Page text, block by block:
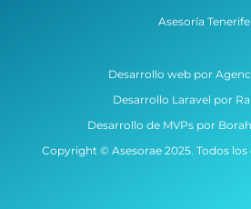
Asesoría Tenerife
Desarrollo web por
Desarrollo Laravel por
Desarrollo de MVPs por
Copyright © Asesorae 2025. Todos